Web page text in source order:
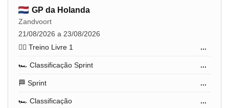
GP da Holanda
Zandvoort
21/08/2026 a 23/08/2026
🏋️‍♂️ Treino Livre 1
...
🏎️ Classificação Sprint ...
🏁 Sprint ...
🏎️ Classificação ...